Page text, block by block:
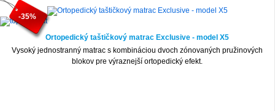
-35%
Ortopedický taštičkový matrac Exclusive - model X5
Vysoký jednostranný matrac s kombináciou dvoch zónovaných pružinových
blokov pre výraznejší ortopedický efekt.